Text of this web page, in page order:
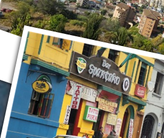
Винья-дель-Мар